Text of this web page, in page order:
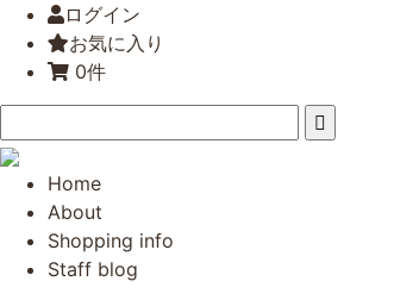
ログイン
お気に入り
0件
Home
About
Shopping info
Staff blog